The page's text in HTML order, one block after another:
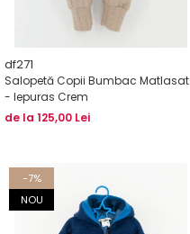
df271
Salopetă Copii Bumbac Matlasat
- Iepuras Crem
de la 125,00 Lei
-7%
NOU